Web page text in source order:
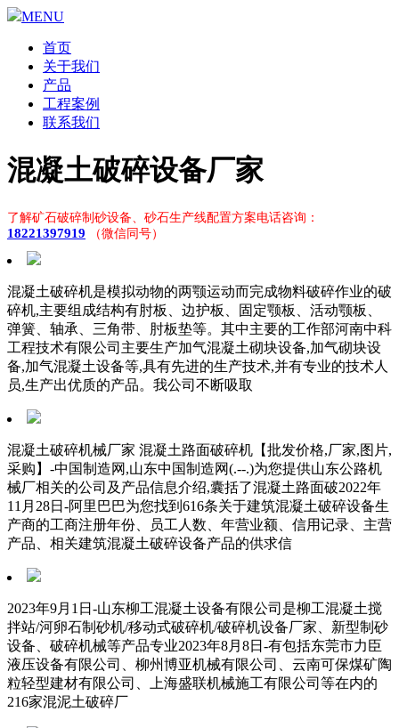
MENU
首页
关于我们
产品
工程案例
联系我们
混凝土破碎设备厂家
了解矿石破碎制砂设备、砂石生产线配置方案电话咨询：
18221397919 （微信同号）
混凝土破碎机是模拟动物的两颚运动而完成物料破碎作业的破
碎机,主要组成结构有肘板、边护板、固定颚板、活动颚板、
弹簧、轴承、三角带、肘板垫等。其中主要的工作部河南中科
工程技术有限公司主要生产加气混凝土砌块设备,加气砌块设
备,加气混凝土设备等,具有先进的生产技术,并有专业的技术人
员,生产出优质的产品。我公司不断吸取
混凝土破碎机械厂家 混凝土路面破碎机【批发价格,厂家,图片,
采购】-中国制造网,山东中国制造网(.--.)为您提供山东公路机
械厂相关的公司及产品信息介绍,囊括了混凝土路面破2022年
11月28日-阿里巴巴为您找到616条关于建筑混凝土破碎设备生
产商的工商注册年份、员工人数、年营业额、信用记录、主营
产品、相关建筑混凝土破碎设备产品的供求信
2023年9月1日-山东柳工混凝土设备有限公司是柳工混凝土搅
拌站/河卵石制砂机/移动式破碎机/破碎机设备厂家、新型制砂
设备、破碎机械等产品专业2023年8月8日-有包括东莞市力臣
液压设备有限公司、柳州博亚机械有限公司、云南可保煤矿陶
粒轻型建材有限公司、上海盛联机械施工有限公司等在内的
216家混泥土破碎厂